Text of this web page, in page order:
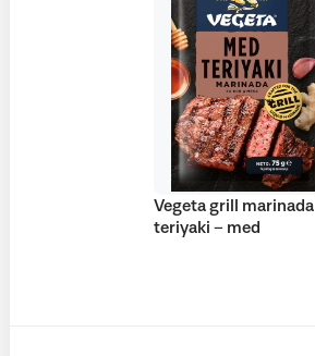
Vegeta grill marinada
teriyaki – med